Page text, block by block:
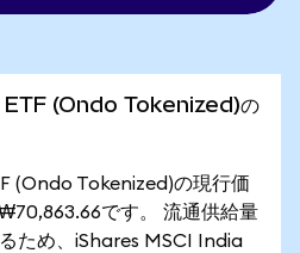
(Ondo Tokenized)の
(Ondo Tokenized)の現行価
です。 流通供給量
ため、iShares MSCI India